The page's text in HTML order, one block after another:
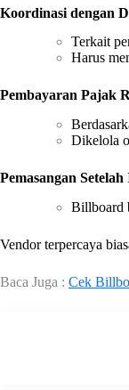
Koordinasi dengan
Terkait
Harus
Pembayaran Pajak
Dikelola
Pemasangan
Billboard
Vendor terpercaya
Baca Juga : Cek